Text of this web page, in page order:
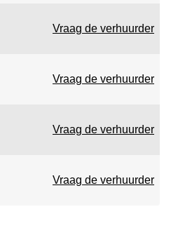
Vraag de verhuurder
Vraag de verhuurder
Vraag de verhuurder
Vraag de verhuurder